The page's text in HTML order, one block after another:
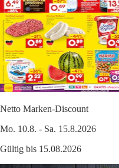
Netto Marken-Discount
Mo. 10.8. - Sa. 15.8.2026
Gültig bis 15.08.2026